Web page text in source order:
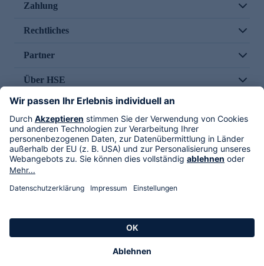
Zahlung
Rechtliches
Partner
Über HSE
Im TV
HSE International